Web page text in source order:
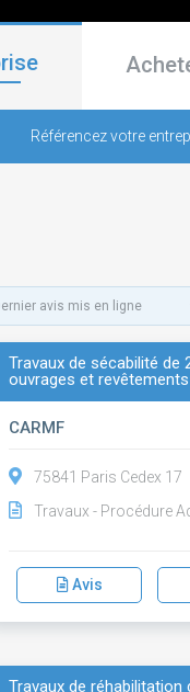
Référencez votre
Travaux de sécabilité
ouvrages et
CARMF
75841 Paris Cedex 17
Travaux - Procédure
Avis
Travaux de